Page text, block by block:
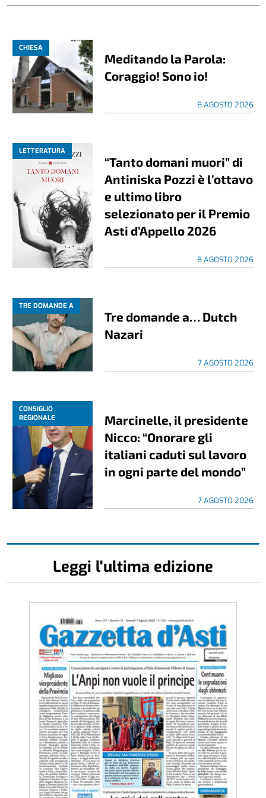
CHIESA
Meditando la Parola:
Coraggio! Sono io!
8 AGOSTO 2026
LETTERATURA
“Tanto domani muori” di
Antiniska Pozzi è l’ottavo
e ultimo libro
selezionato per il Premio
Asti d’Appello 2026
8 AGOSTO 2026
TRE DOMANDE A
Tre domande a… Dutch
Nazari
7 AGOSTO 2026
CONSIGLIO
REGIONALE
Marcinelle, il presidente
Nicco: “Onorare gli
italiani caduti sul lavoro
in ogni parte del mondo”
7 AGOSTO 2026
Leggi l'ultima edizione